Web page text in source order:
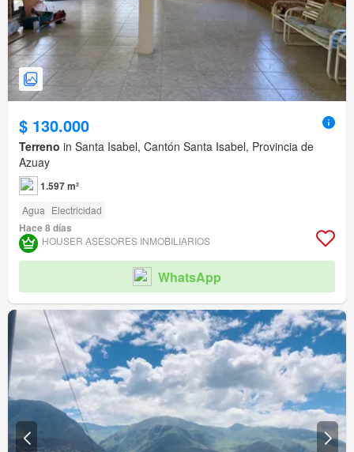
$ 130.000
Terreno in Santa Isabel, Cantón Santa Isabel, Provincia de
Azuay
1.597 m²
Agua Electricidad
Hace 8 días
HOUSER ASESORES INMOBILIARIOS
WhatsApp